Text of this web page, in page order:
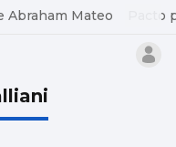
Abraham Mateo Pacto